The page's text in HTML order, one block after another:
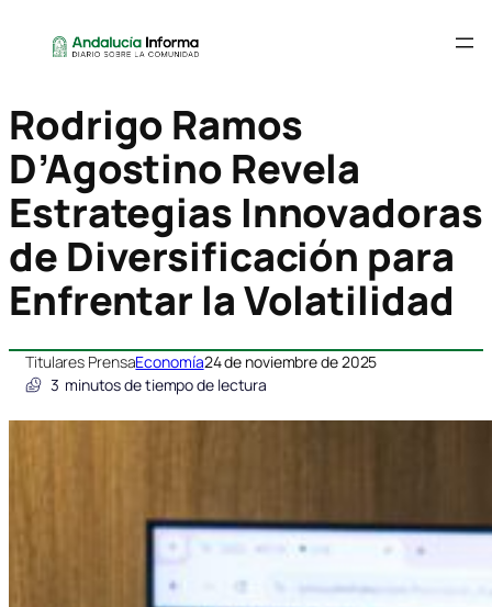
Rodrigo Ramos
D’Agostino Revela
Estrategias Innovadoras
de Diversificación para
Enfrentar la Volatilidad
Titulares PrensaEconomía24 de noviembre de 2025
3 minutos de tiempo de lectura